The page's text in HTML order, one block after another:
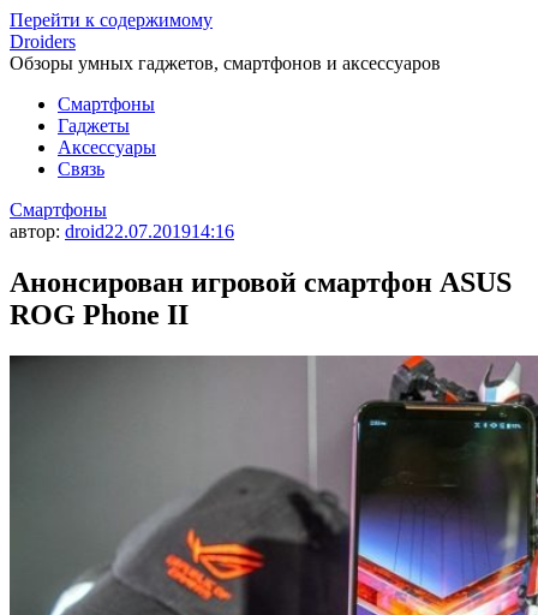
Перейти к содержимому
Droiders
Обзоры умных гаджетов, смартфонов и аксессуаров
Смартфоны
Гаджеты
Аксессуары
Связь
Смартфоны
автор: droid22.07.201914:16
Анонсирован игровой смартфон ASUS
ROG Phone II